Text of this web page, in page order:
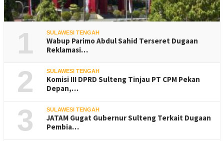
1 SULAWESI TENGAH
Wabup Parimo Abdul Sahid Terseret Dugaan
Reklamasi…
2 SULAWESI TENGAH
Komisi III DPRD Sulteng Tinjau PT CPM Pekan
Depan,…
3 SULAWESI TENGAH
JATAM Gugat Gubernur Sulteng Terkait Dugaan
Pembia…